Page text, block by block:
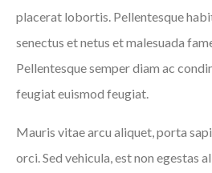
placerat lobortis. Pellentesque
senectus et netus et malesuada
Pellentesque semper diam ac
feugiat euismod feugiat.
Mauris vitae arcu aliquet, porta
orci. Sed vehicula, est non egestas